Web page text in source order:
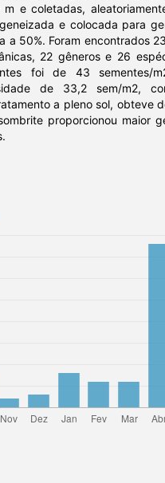
e coletadas,
e colocada para
a 50%. Foram encontrados
22 gêneros e 26
foi de 43 sementes/
de 33,2 sem/m2,
a pleno sol, obteve
proporcionou maior